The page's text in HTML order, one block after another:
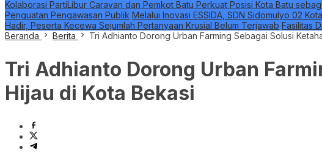
Kolaborasi PartiLibur Caravan dan Pemkot Batu Perkuat Posisi Kota Batu
Penguatan Pengawasan Publik Melalui Inovasi ESSIDA, SDN Sidomulyo 02
Hadir, Peserta Kecewa Sejumlah Pertanyaan Krusial Belum Terjawab Fasilitas
Beranda
Berita Tri Adhianto Dorong Urban Farming Sebagai Solusi
Tri Adhianto Dorong Urban
Hijau di Kota Bekasi